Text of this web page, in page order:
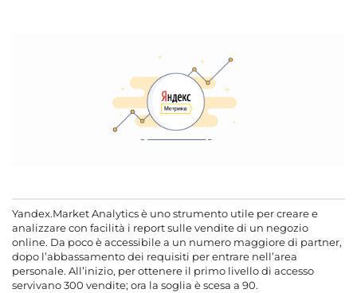
Yandex.Market Analytics è uno strumento utile per creare e
analizzare con facilità i report sulle vendite di un negozio
online. Da poco è accessibile a un numero maggiore di partner,
dopo l’abbassamento dei requisiti per entrare nell’area
personale. All’inizio, per ottenere il primo livello di accesso
servivano 300 vendite; ora la soglia è scesa a 90.